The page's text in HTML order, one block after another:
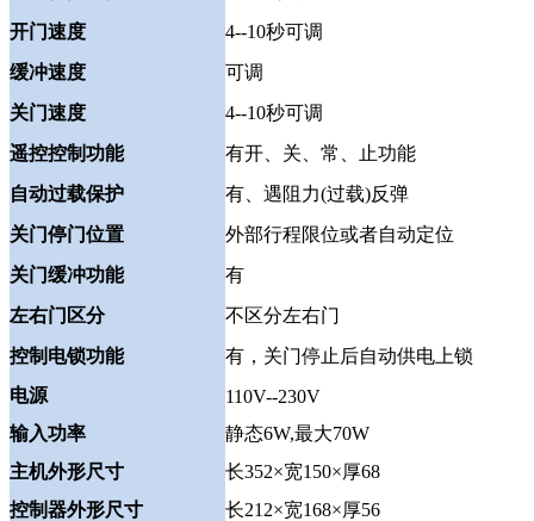
开门速度
4--10秒可调
缓冲速度
可调
关门速度
4--10秒可调
遥控控制功能
有开、关、常、止功能
自动过载保护
有、遇阻力(过载)反弹
关门停门位置
外部行程限位或者自动定位
关门缓冲功能
有
左右门区分
不区分左右门
控制电锁功能
有，关门停止后自动供电上锁
电源
110V--230V
输入功率
静态6W,最大70W
主机外形尺寸
长352×宽150×厚68
控制器外形尺寸
长212×宽168×厚56